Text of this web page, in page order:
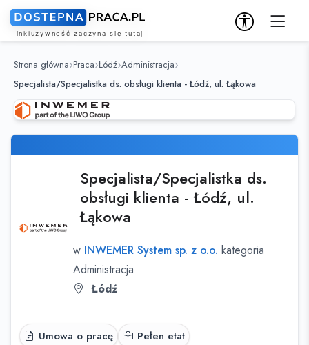
Strona główna Praca Łódź Administracja
Specjalista/Specjalistka ds. obsługi klienta - Łódź, ul. Łąkowa
Specjalista/Specjalistka ds.
obsługi klienta - Łódź, ul.
Łąkowa
w INWEMER System sp. z o.o. kategoria
Administracja
Łódź
Umowa o pracę
Pełen etat